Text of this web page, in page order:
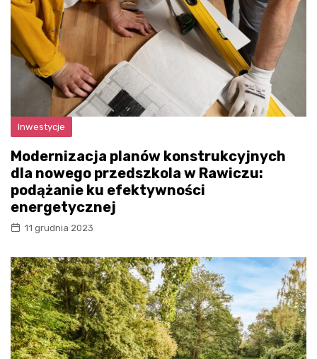
Inwestycje
Modernizacja planów konstrukcyjnych
dla nowego przedszkola w Rawiczu:
podążanie ku efektywności
energetycznej
11 grudnia 2023